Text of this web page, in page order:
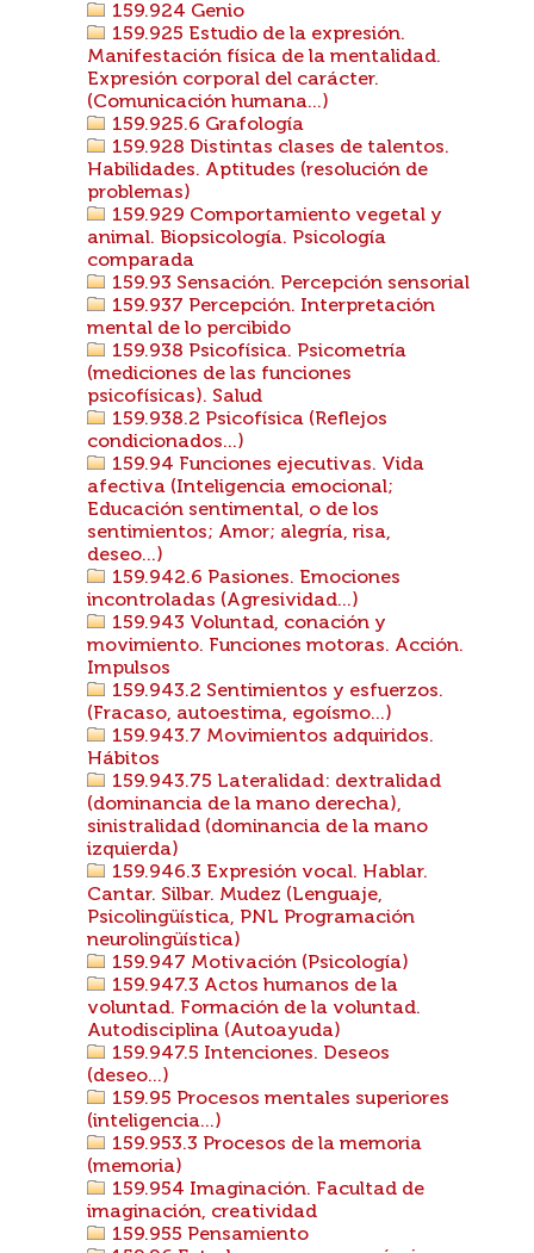
159.924 Genio
159.925 Estudio de la expresión.
Manifestación física de la mentalidad.
Expresión corporal del carácter.
(Comunicación humana...)
159.925.6 Grafología
159.928 Distintas clases de talentos.
Habilidades. Aptitudes (resolución de
problemas)
159.929 Comportamiento vegetal y
animal. Biopsicología. Psicología
comparada
159.93 Sensación. Percepción sensorial
159.937 Percepción. Interpretación
mental de lo percibido
159.938 Psicofísica. Psicometría
(mediciones de las funciones
psicofísicas). Salud
159.938.2 Psicofísica (Reflejos
condicionados...)
159.94 Funciones ejecutivas. Vida
afectiva (Inteligencia emocional;
Educación sentimental, o de los
sentimientos; Amor; alegría, risa,
deseo...)
159.942.6 Pasiones. Emociones
incontroladas (Agresividad...)
159.943 Voluntad, conación y
movimiento. Funciones motoras. Acción.
Impulsos
159.943.2 Sentimientos y esfuerzos.
(Fracaso, autoestima, egoísmo...)
159.943.7 Movimientos adquiridos.
Hábitos
159.943.75 Lateralidad: dextralidad
(dominancia de la mano derecha),
sinistralidad (dominancia de la mano
izquierda)
159.946.3 Expresión vocal. Hablar.
Cantar. Silbar. Mudez (Lenguaje,
Psicolingüística, PNL Programación
neurolingüística)
159.947 Motivación (Psicología)
159.947.3 Actos humanos de la
voluntad. Formación de la voluntad.
Autodisciplina (Autoayuda)
159.947.5 Intenciones. Deseos
(deseo...)
159.95 Procesos mentales superiores
(inteligencia...)
159.953.3 Procesos de la memoria
(memoria)
159.954 Imaginación. Facultad de
imaginación, creatividad
159.955 Pensamiento